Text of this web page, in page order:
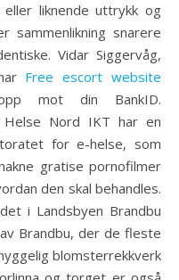
liknende uttrykk og
sammenlikning snarere
Vidar Siggervåg,
Free escort website
mot din BankID.
Helse Nord IKT har en
for e-helse, som
gratise pornofilmer
den skal behandles.
i Landsbyen Brandbu
Brandbu, der de fleste
blomsterrekkverk